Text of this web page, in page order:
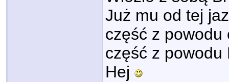
Już mu od tej
część z powodu
część z powodu
Hej